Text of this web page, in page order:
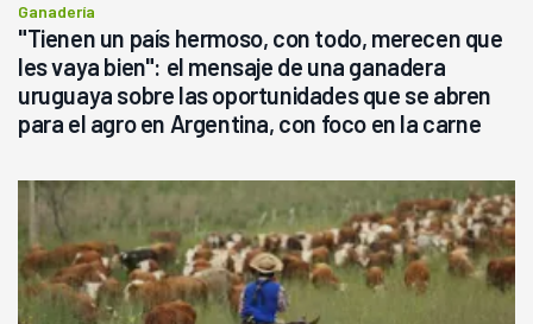
Ganadería
"Tienen un país hermoso, con todo, merecen que
les vaya bien": el mensaje de una ganadera
uruguaya sobre las oportunidades que se abren
para el agro en Argentina, con foco en la carne